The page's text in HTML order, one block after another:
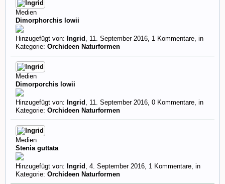
Medien
Dimorphorchis lowii
Hinzugefügt von: Ingrid , 11. September 2016, 1 Kommentare, in
Kategorie: Orchideen Naturformen
Medien
Dimorporchis lowii
Hinzugefügt von: Ingrid , 11. September 2016, 0 Kommentare, in
Kategorie: Orchideen Naturformen
Medien
Stenia guttata
Hinzugefügt von: Ingrid , 4. September 2016, 1 Kommentare, in
Kategorie: Orchideen Naturformen